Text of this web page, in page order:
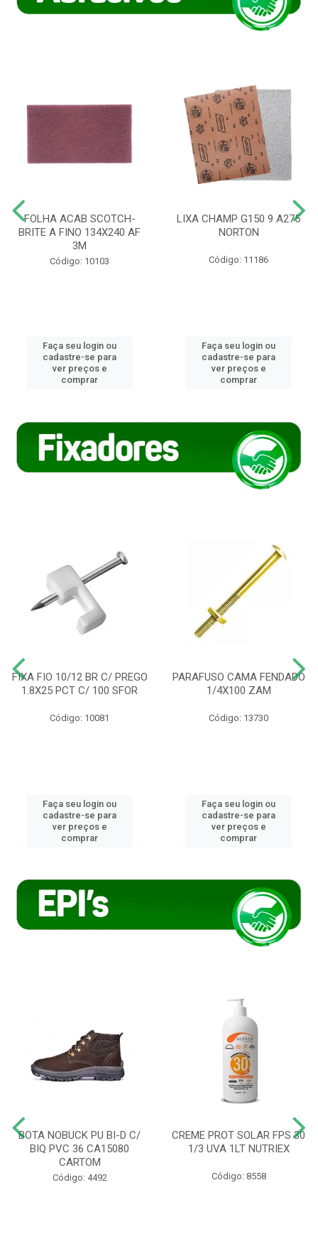
FOLHA ACAB SCOTCH-
BRITE A FINO 134X240 AF
3M
Código: 10103
Faça seu login ou
cadastre-se para
ver preços e
comprar
LIXA CHAMP G150 9 A275
NORTON
Código: 11186
Faça seu login ou
cadastre-se para
ver preços e
comprar
FIXA FIO 10/12 BR C/ PREGO
1.8X25 PCT C/ 100 SFOR
Código: 10081
Faça seu login ou
cadastre-se para
ver preços e
comprar
PARAFUSO CAMA FENDADO
1/4X100 ZAM
Código: 13730
Faça seu login ou
cadastre-se para
ver preços e
comprar
BOTA NOBUCK PU BI-D C/
BIQ PVC 36 CA15080
CARTOM
Código: 4492
CREME PROT SOLAR FPS 30
1/3 UVA 1LT NUTRIEX
Código: 8558